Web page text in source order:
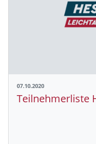
07.10.2020
Teilnehmerliste